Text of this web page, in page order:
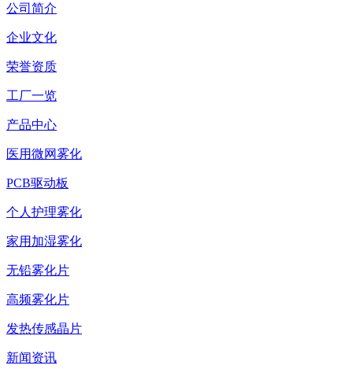
公司简介
企业文化
荣誉资质
工厂一览
产品中心
医用微网雾化
PCB驱动板
个人护理雾化
家用加湿雾化
无铅雾化片
高频雾化片
发热传感晶片
新闻资讯